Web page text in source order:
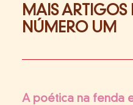
MAIS
NÚMERO UM
A poética na fenda